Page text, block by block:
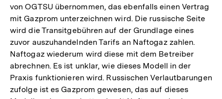
von OGTSU übernommen, das ebenfalls einen Vertrag
mit Gazprom unterzeichnen wird. Die russische Seite
wird die Transitgebühren auf der Grundlage eines
zuvor auszuhandelnden Tarifs an Naftogaz zahlen.
Naftogaz wiederum wird diese mit dem Betreiber
abrechnen. Es ist unklar, wie dieses Modell in der
Praxis funktionieren wird. Russischen Verlautbarungen
zufolge ist es Gazprom gewesen, das auf dieses